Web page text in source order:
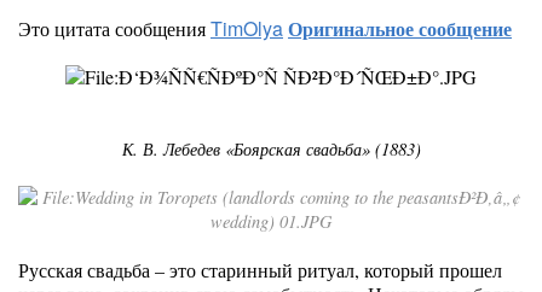
Это цитата сообщенияTimOlyaОригинальное сообщение
К. В. Лебедев «Боярская свадьба» (1883)
Русская свадьба – это старинный ритуал, который прошел